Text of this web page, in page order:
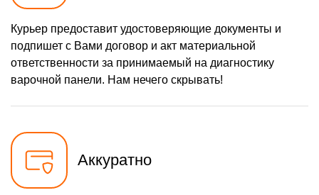
Курьер предоставит удостоверяющие документы и
подпишет с Вами договор и акт материальной
ответственности за принимаемый на диагностику
варочной панели. Нам нечего скрывать!
Аккуратно